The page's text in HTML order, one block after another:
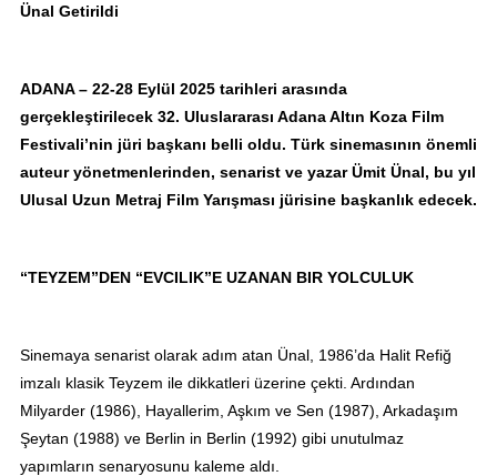
Ünal Getirildi
ADANA – 22-28 Eylül 2025 tarihleri arasında
gerçekleştirilecek 32. Uluslararası Adana Altın Koza Film
Festivali’nin jüri başkanı belli oldu. Türk sinemasının önemli
auteur yönetmenlerinden, senarist ve yazar Ümit Ünal, bu yıl
Ulusal Uzun Metraj Film Yarışması jürisine başkanlık edecek.
“TEYZEM”DEN “EVCILIK”E UZANAN BIR YOLCULUK
Sinemaya senarist olarak adım atan Ünal, 1986’da Halit Refiğ
imzalı klasik Teyzem ile dikkatleri üzerine çekti. Ardından
Milyarder (1986), Hayallerim, Aşkım ve Sen (1987), Arkadaşım
Şeytan (1988) ve Berlin in Berlin (1992) gibi unutulmaz
yapımların senaryosunu kaleme aldı.